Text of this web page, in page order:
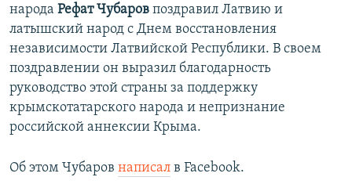
народа Рефат Чубаров поздравил Латвию и
латышский народ с Днем восстановления
независимости Латвийской Республики. В своем
поздравлении он выразил благодарность
руководство этой страны за поддержку
крымскотатарского народа и непризнание
российской аннексии Крыма.
Об этом Чубаров написал в Facebook.